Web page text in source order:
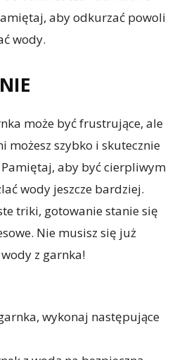
aby odkurzać powoli
wody.
może być frustrujące, ale
możesz szybko i skutecznie
aby być cierpliwym
wody jeszcze bardziej.
triki, gotowanie stanie się
Nie musisz się już
z garnka!
wykonaj następujące